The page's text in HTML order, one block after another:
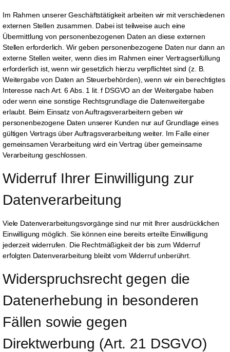
Im Rahmen unserer Geschäftstätigkeit arbeiten wir mit verschiedenen
externen Stellen zusammen. Dabei ist teilweise auch eine
Übermittlung von personenbezogenen Daten an diese externen
Stellen erforderlich. Wir geben personenbezogene Daten nur dann an
externe Stellen weiter, wenn dies im Rahmen einer Vertragserfüllung
erforderlich ist, wenn wir gesetzlich hierzu verpflichtet sind (z. B.
Weitergabe von Daten an Steuerbehörden), wenn wir ein berechtigtes
Interesse nach Art. 6 Abs. 1 lit. f DSGVO an der Weitergabe haben
oder wenn eine sonstige Rechtsgrundlage die Datenweitergabe
erlaubt. Beim Einsatz von Auftragsverarbeitern geben wir
personenbezogene Daten unserer Kunden nur auf Grundlage eines
gültigen Vertrags über Auftragsverarbeitung weiter. Im Falle einer
gemeinsamen Verarbeitung wird ein Vertrag über gemeinsame
Verarbeitung geschlossen.
Widerruf Ihrer Einwilligung zur
Datenverarbeitung
Viele Datenverarbeitungsvorgänge sind nur mit Ihrer ausdrücklichen
Einwilligung möglich. Sie können eine bereits erteilte Einwilligung
jederzeit widerrufen. Die Rechtmäßigkeit der bis zum Widerruf
erfolgten Datenverarbeitung bleibt vom Widerruf unberührt.
Widerspruchsrecht gegen die
Datenerhebung in besonderen
Fällen sowie gegen
Direktwerbung (Art. 21 DSGVO)